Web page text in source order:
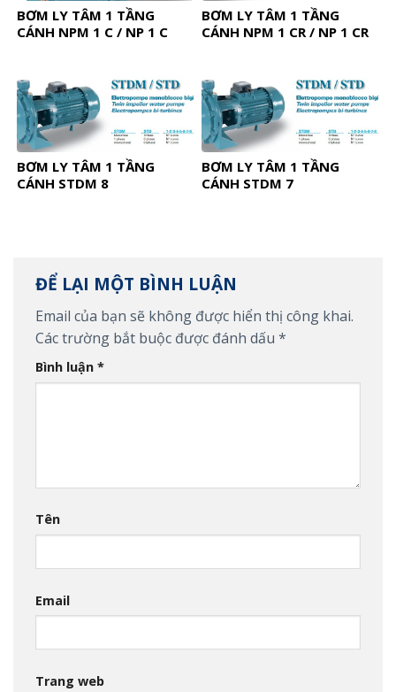
BƠM LY TÂM 1 TẦNG
CÁNH NPM 1 C / NP 1 C
BƠM LY TÂM 1 TẦNG
CÁNH NPM 1 CR / NP 1 CR
BƠM LY TÂM 1 TẦNG
CÁNH STDM 8
BƠM LY TÂM 1 TẦNG
CÁNH STDM 7
ĐỂ LẠI MỘT BÌNH LUẬN
Email của bạn sẽ không được hiển thị công khai.
Các trường bắt buộc được đánh dấu *
Bình luận *
Tên
Email
Trang web